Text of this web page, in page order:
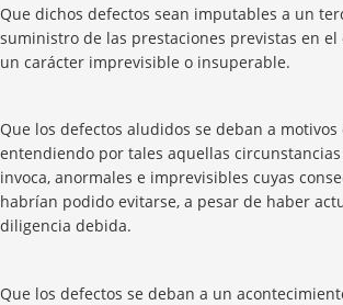
Que dichos defectos sean imputables a un
suministro de las prestaciones previstas en
un carácter imprevisible o insuperable.
Que los defectos aludidos se deban a
entendiendo por tales aquellas
invoca, anormales e imprevisibles cuyas
habrían podido evitarse, a pesar de haber
diligencia debida.
Que los defectos se deban a un